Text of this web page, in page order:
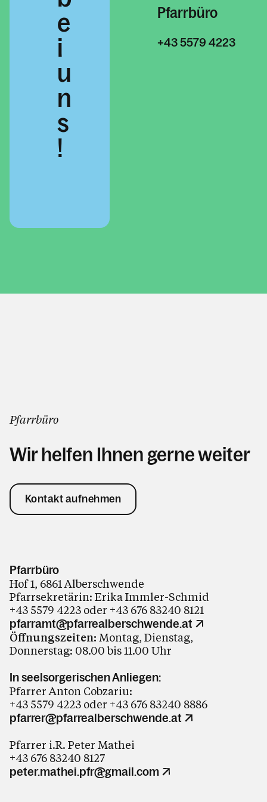
Pfarrbüro
+43 5579 4223
e
i
u
n
s
!
Pfarrbüro
Wir helfen Ihnen gerne weiter
Kontakt aufnehmen
Pfarrbüro
Hof 1, 6861 Alberschwende
Pfarrsekretärin: Erika Immler-Schmid
+43 5579 4223 oder +43 676 83240 8121
pfarramt@pfarrealberschwende.at
Öffnungszeiten: Montag, Dienstag,
Donnerstag: 08.00 bis 11.00 Uhr
In seelsorgerischen Anliegen:
Pfarrer Anton Cobzariu:
+43 5579 4223 oder +43 676 83240 8886
pfarrer@pfarrealberschwende.at
Pfarrer i.R. Peter Mathei
+43 676 83240 8127
peter.mathei.pfr@gmail.com